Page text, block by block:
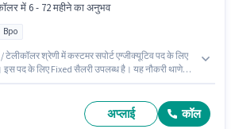
में 6 - 72 महीने का अनुभव
Bpo
श्रेणी में कस्टमर सपोर्ट एग्जीक्यूटिव पद के लिए
पद के लिए Fixed सैलरी उपलब्ध है। यह नौकरी थाणे
working प्रति सप्ताह है।
अप्लाई कॉल